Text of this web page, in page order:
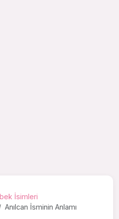
İsimleri
Anılcan İsminin Anlamı